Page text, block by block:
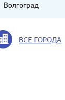
Волгоград
ВСЕ ГОРОДА